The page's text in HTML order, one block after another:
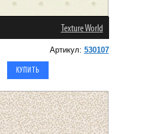
Texture World
Артикул: 530107